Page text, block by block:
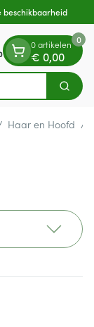
beschikbaarheid
Zoek
0 artikelen
€ 0,00
0
Haar en Hoofd /